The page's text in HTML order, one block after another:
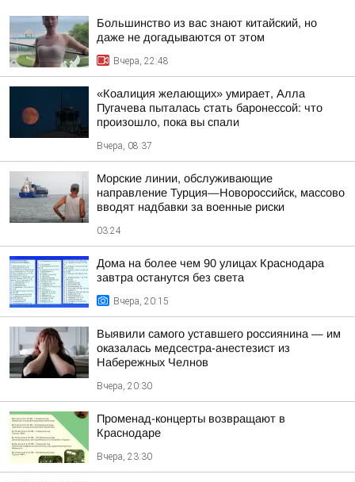
Большинство из вас знают китайский, но
даже не догадываются от этом
Вчера, 22:48
«Коалиция желающих» умирает, Алла
Пугачева пыталась стать баронессой: что
произошло, пока вы спали
Вчера, 08:37
Морские линии, обслуживающие
направление Турция—Новороссийск, массово
вводят надбавки за военные риски
03:24
Дома на более чем 90 улицах Краснодара
завтра останутся без света
Вчера, 20:15
Выявили самого уставшего россиянина — им
оказалась медсестра-анестезист из
Набережных Челнов
Вчера, 20:30
Променад-концерты возвращают в
Краснодаре
Вчера, 23:30